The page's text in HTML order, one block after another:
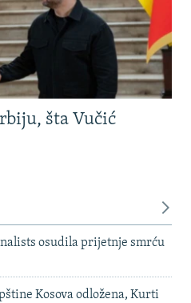
šta Vučić
osudila prijetnje smrću
Kosova odložena, Kurti